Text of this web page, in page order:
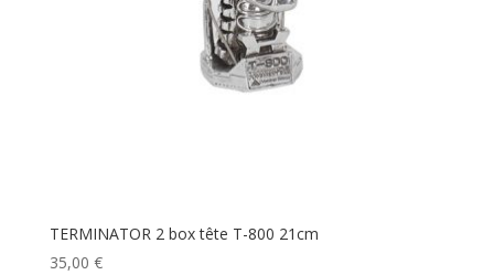
TERMINATOR 2 box tête T-800 21cm
35,00 €